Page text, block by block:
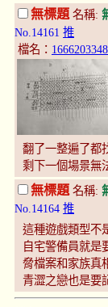
無標題 名稱:
No.14161 推
檔名：
翻了一整遍了都
剩下一個場景無
無標題 名稱:
No.14164 推
這種遊戲類型不
自宅警備員就是
脅檔案和家族真
青澀之戀也是要